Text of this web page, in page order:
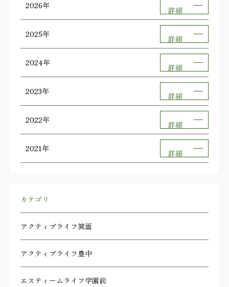
2026年 詳細
2025年 詳細
2024年 詳細
2023年 詳細
2022年 詳細
2021年 詳細
カテゴリ
アクティブライフ箕面
アクティブライフ豊中
エスティームライフ学園前